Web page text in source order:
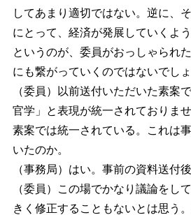
してあまり適切ではない。逆に、
にとって、経済が発展していくよ
というのが、委員がおっしゃられ
にも繋がっていくのではないでしょ
（委員）以前送付いただいた素案
官学」と表現が統一されておりま
素案では統一されている。これは
いたのか。
（事務局）はい。事前の資料送付
（委員）この場でかなり議論をし
きく修正することもないとは思う